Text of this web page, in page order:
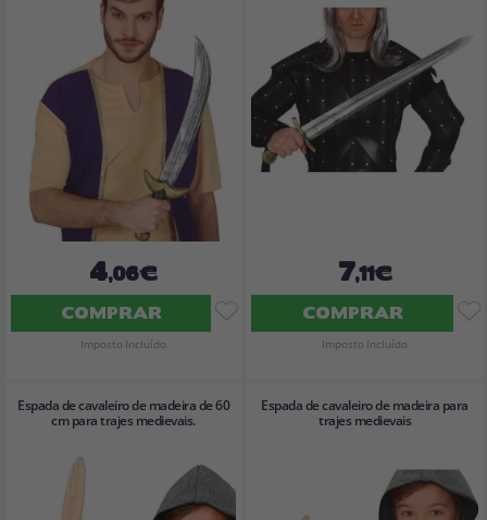
4,06€
COMPRAR
Imposto Incluído
7,11€
COMPRAR
Imposto Incluído
Espada de cavaleiro de madeira de 60
cm para trajes medievais.
Espada de cavaleiro de madeira para
trajes medievais